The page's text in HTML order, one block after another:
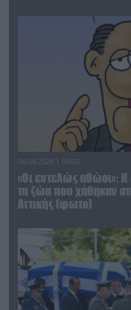
06.08.2026 | 09:03
«Οι εντελώς αθώοι»:
τα ζώα που χάθηκαν
Αττικής (φωτο)